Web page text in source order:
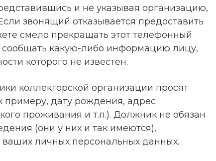
и не указывая организацию,
звонящий отказывается предоставить
смело прекращать этот телефонный
сообщать какую-либо информацию лицу,
которого не известен.
коллекторской организации просят
примеру, дату рождения, адрес
проживания и т.п.). Должник не обязан
(они у них и так имеются),
личных персональных данных.